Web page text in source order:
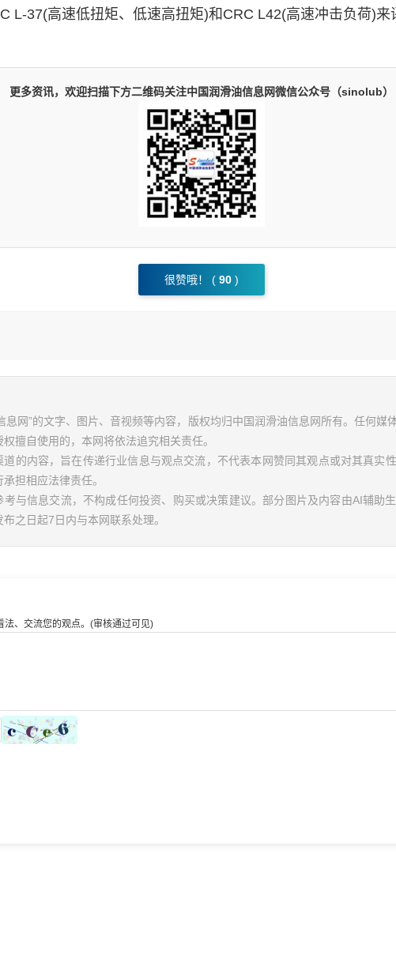
L-37(高速低扭矩、低速高扭矩)和CRC L42(高速冲击负荷)来
更多资讯，欢迎扫描下方二维码关注中国润滑油信息网微信公众号（sinolub）
很赞哦！ ( 90 )
息网”的文字、图片、音视频等内容，版权均归中国润滑油信息网所有。任何媒
擅自使用的，本网将依法追究相关责任。
的内容，旨在传递行业信息与观点交流，不代表本网赞同其观点或对其真实
担相应法律责任。
与信息交流，不构成任何投资、购买或决策建议。部分图片及内容由AI辅助
之日起7日内与本网联系处理。
、交流您的观点。(审核通过可见)